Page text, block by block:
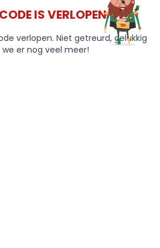
IS VERLOPEN 😞
verlopen. Niet getreurd, gelukkig
er nog veel meer!